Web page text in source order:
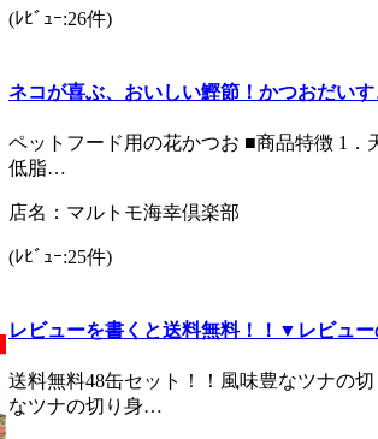
(ﾚﾋﾞｭｰ:26件)
ネコが喜ぶ、おいしい鰹節！かつおだい
ペットフード用の花かつお ■商品特徴 1
低脂…
店名：マルトモ海幸倶楽部
(ﾚﾋﾞｭｰ:25件)
レビューを書くと送料無料！！▼レビュ
送料無料48缶セット！！風味豊なツナの
なツナの切り身…